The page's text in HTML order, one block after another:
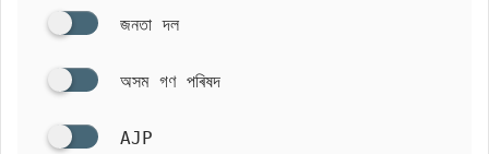
জনতা দল
অসম গণ পৰিষদ
AJP